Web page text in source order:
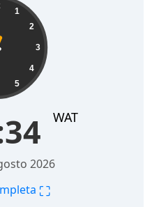
1
2
3
4
5
WAT
2026
⛶